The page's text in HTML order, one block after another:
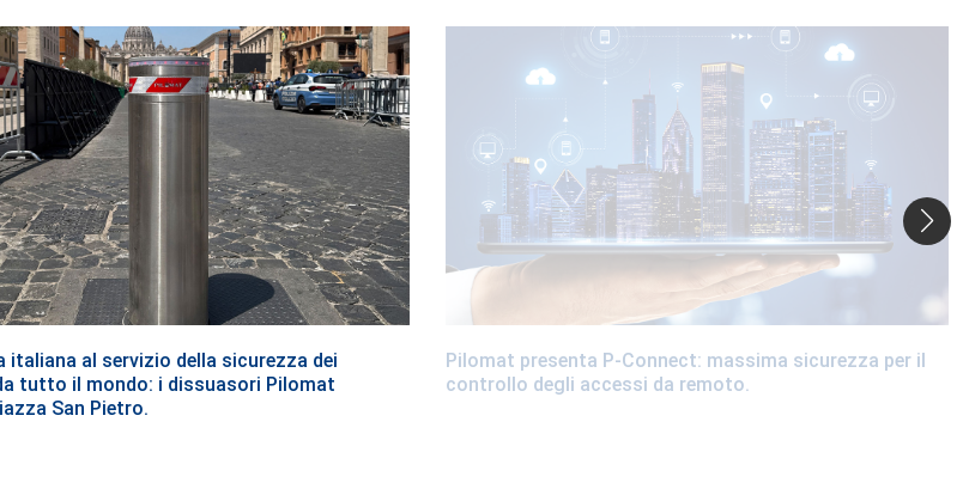
italiana al servizio della sicurezza dei
tutto il mondo: i dissuasori Pilomat
San Pietro.
Pilomat presenta P-Connect: massima sicurezza per il
controllo degli accessi da remoto.